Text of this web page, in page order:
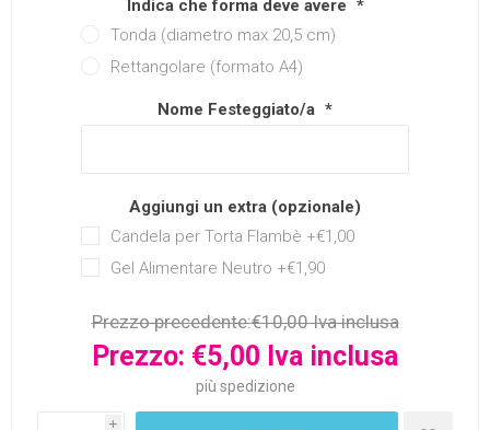
Indica che forma deve avere *
Tonda (diametro max 20,5 cm)
Rettangolare (formato A4)
Nome Festeggiato/a *
Aggiungi un extra (opzionale)
Candela per Torta Flambè +€1,00
Gel Alimentare Neutro +€1,90
Prezzo precedente:€10,00 Iva inclusa
Prezzo: €5,00 Iva inclusa
più spedizione
i